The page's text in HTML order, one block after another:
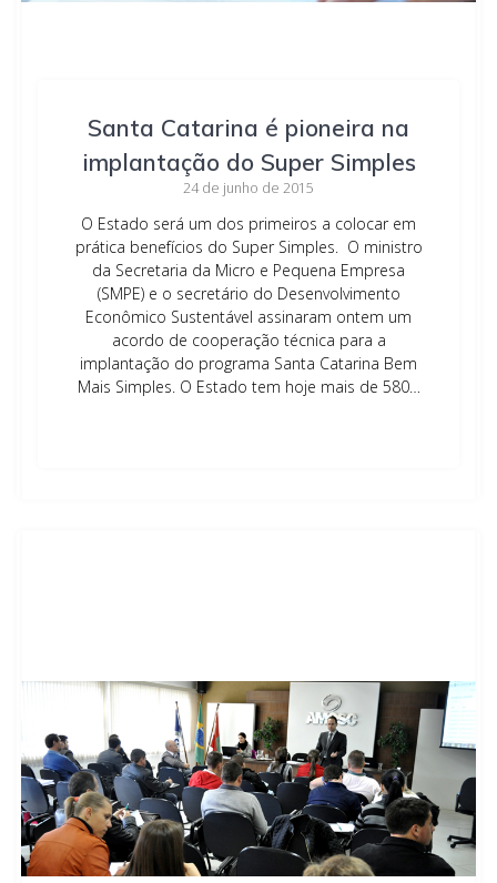
Santa Catarina é pioneira na
implantação do Super Simples
24 de junho de 2015
O Estado será um dos primeiros a colocar em
prática benefícios do Super Simples. O ministro
da Secretaria da Micro e Pequena Empresa
(SMPE) e o secretário do Desenvolvimento
Econômico Sustentável assinaram ontem um
acordo de cooperação técnica para a
implantação do programa Santa Catarina Bem
Mais Simples. O Estado tem hoje mais de 580…